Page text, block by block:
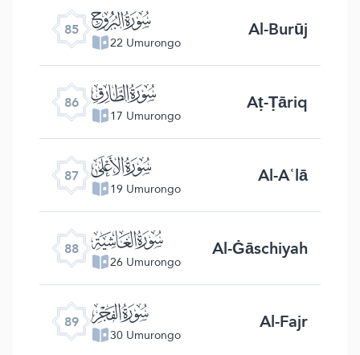
85 ﰂ
22 Umurongo Al-Burūj
86 ﰃ
17 Umurongo Aṭ-Ṭāriq
87 ﰄ
19 Umurongo Al-Aʿlā
88 ﰅ
26 Umurongo Al-Ġāschiyah
89 ﰆ
30 Umurongo Al-Fajr